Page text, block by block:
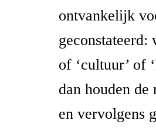
ontvankelijk
geconstateerd:
of ‘cultuur’ of
dan houden de
en vervolgens